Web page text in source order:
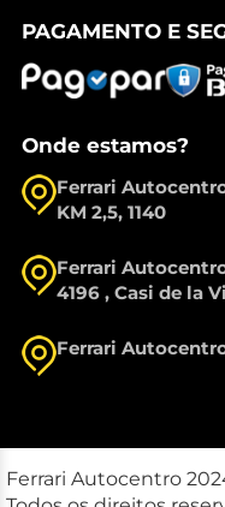
PAGAMENTO E
Onde estamos?
Ferrari
KM 2,5, 1140
Ferrari
4196 , Casi de la
Ferrari
Ferrari Autocentro